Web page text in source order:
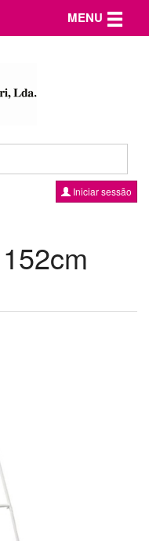
Iniciar sessão
MENU Toggle